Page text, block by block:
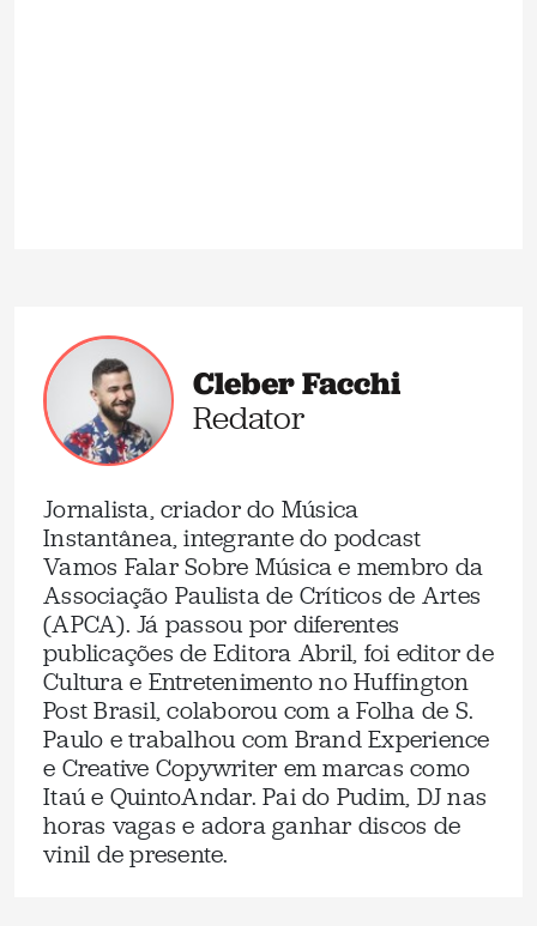
Cleber Facchi
Redator
Jornalista, criador do Música
Instantânea, integrante do podcast
Vamos Falar Sobre Música e membro da
Associação Paulista de Críticos de Artes
(APCA). Já passou por diferentes
publicações de Editora Abril, foi editor de
Cultura e Entretenimento no Huffington
Post Brasil, colaborou com a Folha de S.
Paulo e trabalhou com Brand Experience
e Creative Copywriter em marcas como
Itaú e QuintoAndar. Pai do Pudim, DJ nas
horas vagas e adora ganhar discos de
vinil de presente.